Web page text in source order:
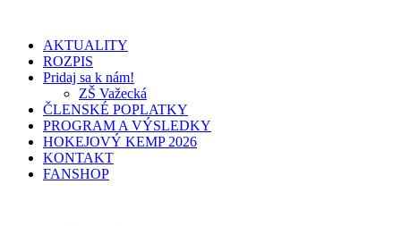
AKTUALITY
ROZPIS
Pridaj sa k nám!
ZŠ Važecká
ČLENSKÉ POPLATKY
PROGRAM A VÝSLEDKY
HOKEJOVÝ KEMP 2026
KONTAKT
FANSHOP